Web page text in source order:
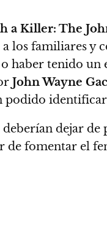
a Killer: The
los familiares y
haber tenido un
John Wayne
podido
deberían dejar
de fomentar el